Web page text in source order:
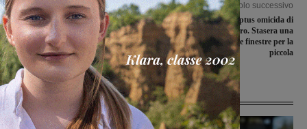
Articolo precedente
Covid-19, tre nuovi casi positivi: due
anziani della RSA e un operatore
sanitario dell’Ospedale di Ponte a
Niccheri
Articolo successivo
Tragedia di Levane: raptus omicida di
un operaio senza lavoro. Stasera una
candela accesa alle finestre per la
piccola
Ultime Notizie